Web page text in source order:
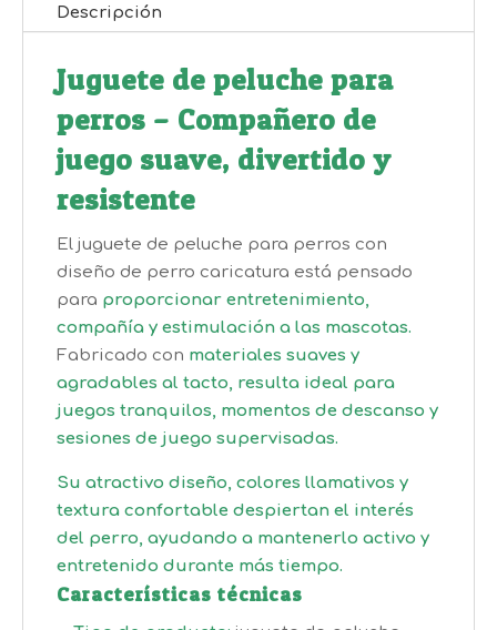
Descripción
Juguete de peluche para
perros – Compañero de
juego suave, divertido y
resistente
El juguete de peluche para perros con
diseño de perro caricatura está pensado
para proporcionar entretenimiento,
compañía y estimulación a las mascotas.
Fabricado con materiales suaves y
agradables al tacto, resulta ideal para
juegos tranquilos, momentos de descanso y
sesiones de juego supervisadas.
Su atractivo diseño, colores llamativos y
textura confortable despiertan el interés
del perro, ayudando a mantenerlo activo y
entretenido durante más tiempo.
Características técnicas